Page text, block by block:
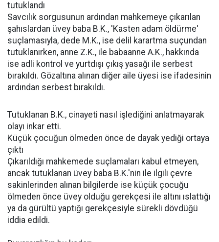
tutuklandı
Savcılık sorgusunun ardından mahkemeye çıkarılan
şahıslardan üvey baba B.K., 'Kasten adam öldürme'
suçlamasıyla, dede M.K., ise delil karartma suçundan
tutuklanırken, anne Z.K., ile babaanne A.K., hakkında
ise adli kontrol ve yurtdışı çıkış yasağı ile serbest
bırakıldı. Gözaltına alınan diğer aile üyesi ise ifadesinin
ardından serbest bırakıldı.
Tutuklanan B.K., cinayeti nasıl işlediğini anlatmayarak
olayı inkar etti.
Küçük çocuğun ölmeden önce de dayak yediği ortaya
çıktı
Çıkarıldığı mahkemede suçlamaları kabul etmeyen,
ancak tutuklanan üvey baba B.K.'nin ile ilgili çevre
sakinlerinden alınan bilgilerde ise küçük çocuğu
ölmeden önce üvey olduğu gerekçesi ile altını ıslattığı
ya da gürültü yaptığı gerekçesiyle sürekli dövdüğü
iddia edildi.